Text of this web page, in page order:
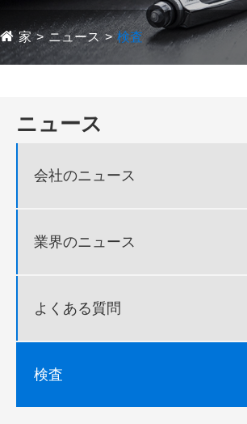
家 ニュース 検査
ニュース
会社のニュース
業界のニュース
よくある質問
検査